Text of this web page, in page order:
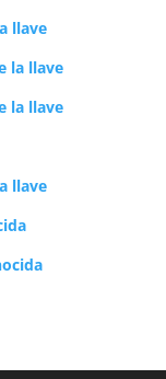
llave
la llave
la llave
llave